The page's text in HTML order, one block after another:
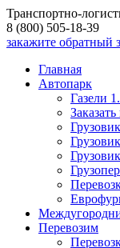
Транспортно-
8 (800) 505-18-39
закажите обратный
Главная
Автопарк
Газели
Перевозим